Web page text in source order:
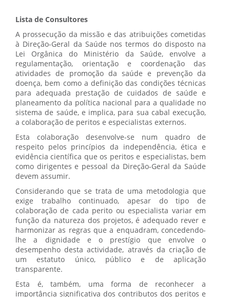
Lista de Consultores
A prossecução da missão e das atribuições cometidas
à Direção-Geral da Saúde nos termos do disposto na
Lei Orgânica do Ministério da Saúde, envolve a
regulamentação, orientação e coordenação das
atividades de promoção da saúde e prevenção da
doença, bem como a definição das condições técnicas
para adequada prestação de cuidados de saúde e
planeamento da política nacional para a qualidade no
sistema de saúde, e implica, para sua cabal execução,
a colaboração de peritos e especialistas externos.
Esta colaboração desenvolve-se num quadro de
respeito pelos princípios da independência, ética e
evidência científica que os peritos e especialistas, bem
como dirigentes e pessoal da Direção-Geral da Saúde
devem assumir.
Considerando que se trata de uma metodologia que
exige trabalho continuado, apesar do tipo de
colaboração de cada perito ou especialista variar em
função da natureza dos projetos, é adequado rever e
harmonizar as regras que a enquadram, concedendo-
lhe a dignidade e o prestígio que envolve o
desempenho desta actividade, através da criação de
um estatuto único, público e de aplicação
transparente.
Esta é, também, uma forma de reconhecer a
importância significativa dos contributos dos peritos e